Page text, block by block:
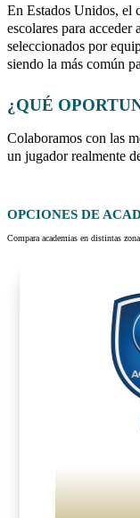
En Estados Unidos, el
escolares para
seleccionados por
siendo la más común
¿QUÉ
Colaboramos con las
un jugador realmente
OPCIONES DE
Compara academias en distintas